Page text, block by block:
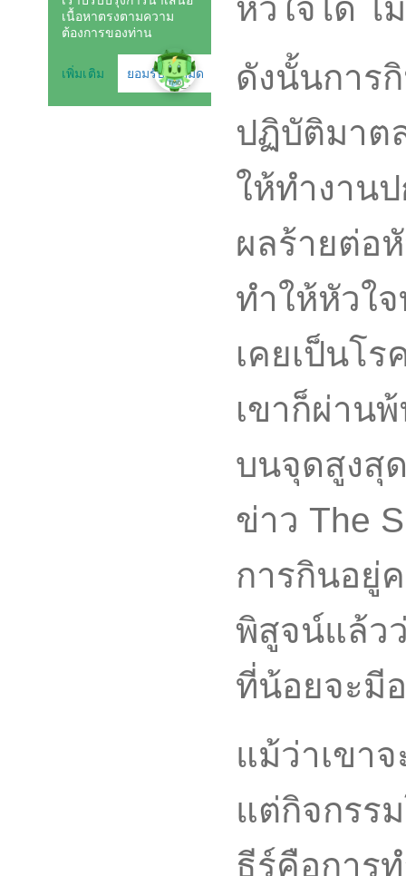
หัวใจได้ ไ
ดังนั้นการ
ปฏิบัติมาต
ให้ทำงาน
ผลร้ายต่อ
ทำให้หัวใ
เคยเป็นโ
เขาก็ผ่าน
บนจุดสูงสุ
ข่าว The
การกินอยู่
พิสูจน์แล้ว
ที่น้อยจะมี
แม้ว่าเขา
แต่กิจกรร
ธีร์คือการ